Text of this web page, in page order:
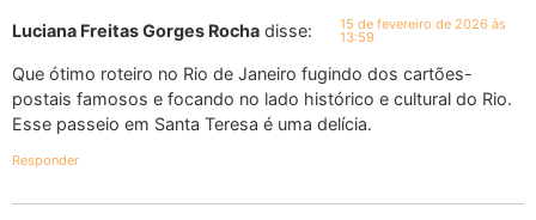
Luciana Freitas Gorges Rocha disse: 15 de fevereiro de 2026 às
13:59
Que ótimo roteiro no Rio de Janeiro fugindo dos cartões-
postais famosos e focando no lado histórico e cultural do Rio.
Esse passeio em Santa Teresa é uma delícia.
Responder